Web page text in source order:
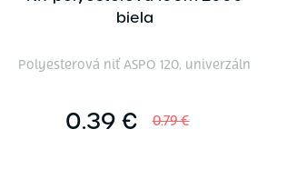
biela
Polyesterová niť ASPO 120, univerzáln
0.39 € 0.79 €